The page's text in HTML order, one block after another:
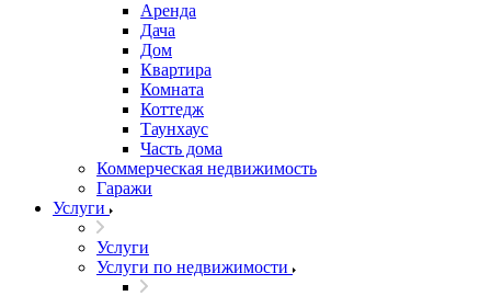
Аренда
Дача
Дом
Квартира
Комната
Коттедж
Таунхаус
Часть дома
Коммерческая недвижимость
Гаражи
Услуги
Услуги
Услуги по недвижимости